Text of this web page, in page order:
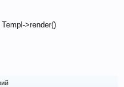
>render()